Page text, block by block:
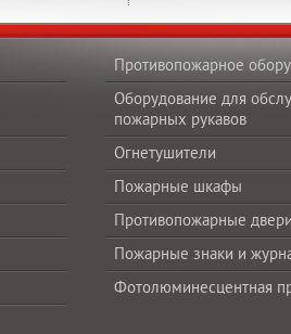
Противопожарное
Оборудование для
пожарных рукавов
Огнетушители
Пожарные шкафы
Противопожарные двери
Пожарные знаки и
Фотолюминесцентная